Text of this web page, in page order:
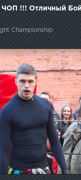
ЧОП !!! Отличный Бой
Championship